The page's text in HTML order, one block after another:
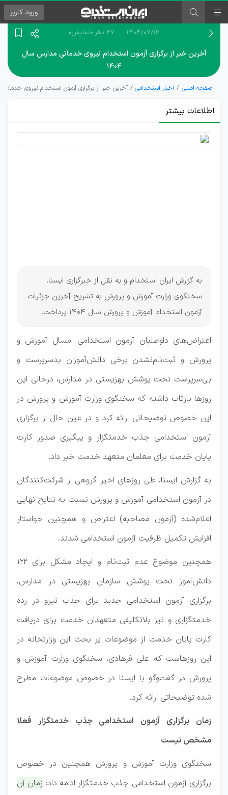
ورود کاربر
۱۴۰۴/۰۷/۱۶ 27 نظر «نمایش»
آخرین خبر از برگزاری آزمون استخدام نیروی خدماتی مدارس سال
۱۴۰۴
صفحه اصلی اخبار استخدامی آخرین خبر از برگزاری آزمون استخدام نیروی خدماتی
اطلاعات بیشتر
برگزاری
به گزارش ایران استخدام و به نقل از خبرگزاری ایسنا،
سخنگوی وزارت آموزش و پرورش به تشریح آخرین جزئیات
آزمون استخدام آموزش و پرورش سال 1404 پرداخت.
اعتراض‌های داوطلبان آزمون استخدامی امسال آموزش و
پرورش و ثبت‌نام‌نشدن برخی دانش‌آموزان بدسرپرست و
بی‌سرپرست تحت پوشش بهزیستی در مدارس، درحالی این
روزها بازتاب داشته که سخنگوی وزارت آموزش و پرورش در
این خصوص توضیحاتی ارائه کرد و در عین حال از برگزاری
آزمون استخدامی جذب خدمتگزار و پیگیری صدور کارت
پایان خدمت برای معلمان متعهد خدمت خبر داد.
به گزارش ایسنا، طی روزهای اخیر گروهی از شرکت‌کنندگان
در آزمون استخدامی آموزش و پرورش نسبت به نتایج نهایی
اعلام‌شده (آزمون مصاحبه) اعتراض و همچنین خواستار
افزایش تکمیل ظرفیت آزمون استخدامی شدند.
همچنین موضوع عدم ثبت‌نام‌ و ایجاد مشکل برای ۱۲۲
دانش‌آموز تحت پوشش سازمان بهزیستی در مدارس،
برگزاری آزمون استخدامی جدید برای جذب نیرو در رده
خدمتگزاری و نیز بلاتکلیفی متعهدان خدمت برای دریافت
کارت پایان خدمت از موضوعات پر بحث این وزارتخانه در
این روزهاست که علی فرهادی، سخنگوی وزارت آموزش و
پرورش در گفت‌وگو با ایسنا در خصوص موضوعات مطرح
شده توضیحاتی ارائه کرد.
زمان برگزاری آزمون استخدامی جذب خدمتگزار فعلا
مشخص نیست
سخنگوی وزارت آموزش و پرورش همچنین در خصوص
برگزاری آزمون استخدامی جذب خدمتگزار ادامه داد: زمان آن